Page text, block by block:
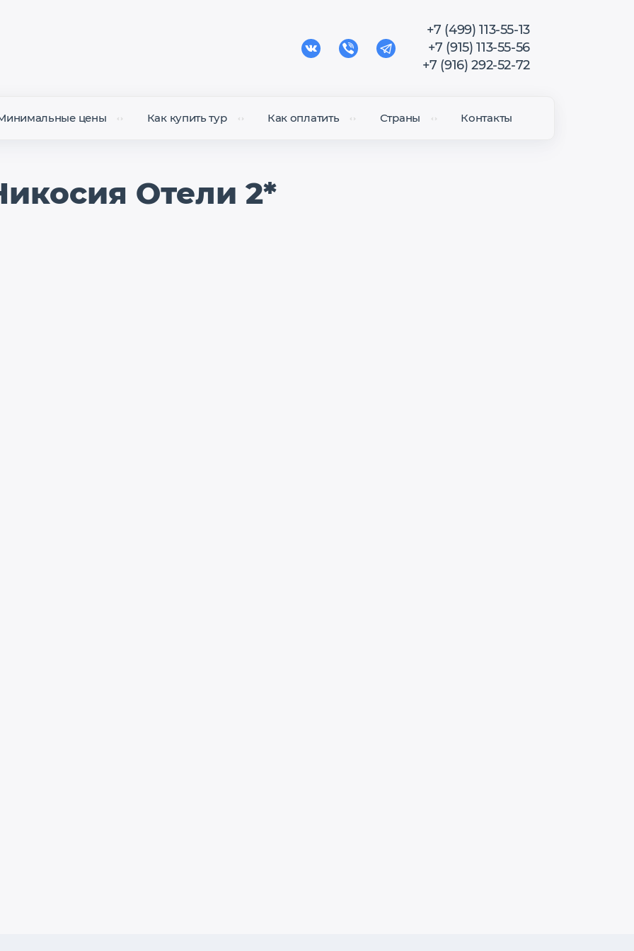
+7 (499) 113-55-13
+7 (915) 113-55-56
+7 (916) 292-52-72
цены Как купить тур Как оплатить Страны Контакты
Отели 2*